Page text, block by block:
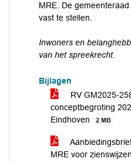
MRE. De
vast te stellen.
Inwoners en
van het spreekrecht.
Bijlagen
RV GM2025-
conceptbegroting
Eindhoven
2 MB
MRE voor